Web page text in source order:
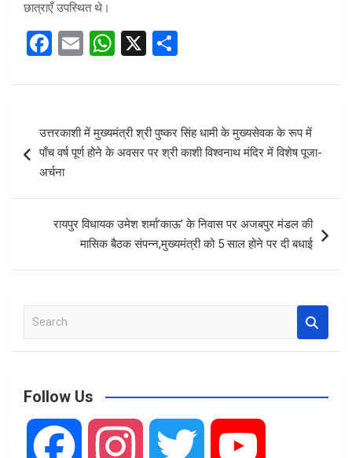
छात्राएँ उपस्थित थे।
F
ce
o
o
k
E
ail
W
at
s
A
p
X
ar
e
navigation
उत्तरकाशी में मुख्यमंत्री श्री पुष्कर सिंह धामी के मुख्यसेवक के रूप में
पाँच वर्ष पूर्ण होने के अवसर पर श्री काशी विश्वनाथ मंदिर में विशेष पूजा-
अर्चना
रायपुर विधायक उमेश शर्मा’काऊ’ के निवास पर अजबपुर मंडल की
मासिक बैठक संपन्न,मुख्यमंत्री को 5 साल होने पर दी बधाई
a
c
Follow Us